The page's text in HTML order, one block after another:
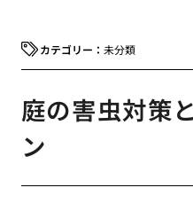
未分類
庭の害虫対策
ン